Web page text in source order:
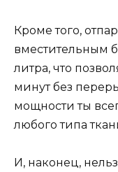
Кроме того,
вместительным
литра, что
минут без
мощности ты
любого типа
И, наконец,